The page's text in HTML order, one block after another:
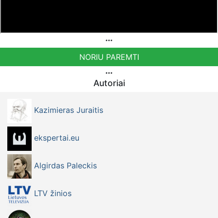
NORIU PAREMTI
Autoriai
Kazimieras Juraitis
ekspertai.eu
Algirdas Paleckis
LTV žinios